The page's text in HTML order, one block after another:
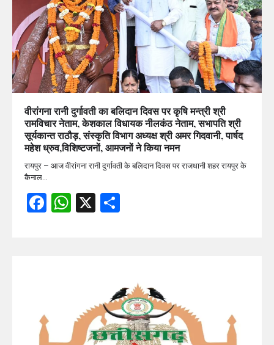
वीरांगना रानी दुर्गावती का बलिदान दिवस पर कृषि मन्त्री श्री
रामविचार नेताम, केशकाल विधायक नीलकंठ नेताम, सभापति श्री
सूर्यकान्त राठौड़, संस्कृति विभाग अध्यक्ष श्री अमर गिदवानी, पार्षद
महेश ध्रुव,विशिष्टजनों, आमजनों ने किया नमन
रायपुर – आज वीरांगना रानी दुर्गावती के बलिदान दिवस पर राजधानी शहर रायपुर के
कैनाल…
Facebook
WhatsApp
X